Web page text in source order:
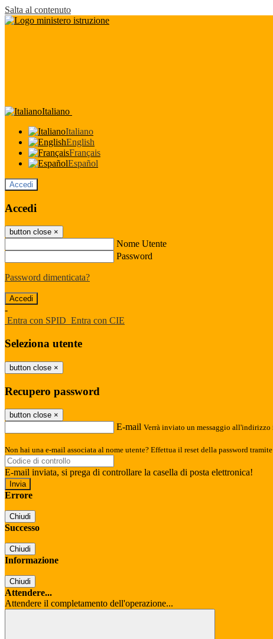
Salta al contenuto
Italiano
Italiano
English
Français
Español
Accedi
Accedi
button close ×
Nome Utente
Password
Password dimenticata?
-
Entra con SPID Entra con CIE
Seleziona utente
button close ×
Recupero password
button close ×
E-mail Verrà inviato un messaggio
Non hai una e-mail associata al nome utente? Effettua il reset della password
E-mail inviata, si prega di controllare la casella di posta elettronica!
Errore
Chiudi
Successo
Chiudi
Informazione
Chiudi
Attendere...
Attendere il completamento dell'operazione...